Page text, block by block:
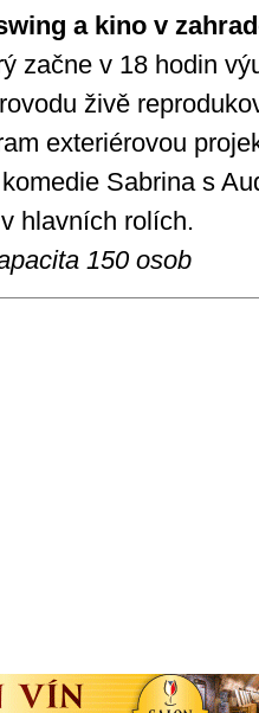
a kino v
začne v 18 hodin
živě
exteriérovou
Sabrina s
hlavních rolích.
150 osob